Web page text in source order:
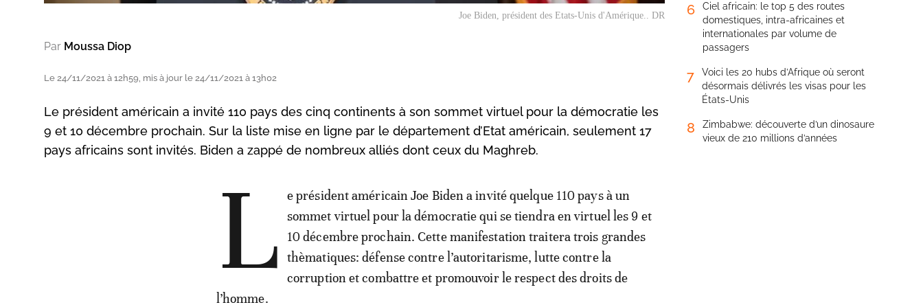
Joe Biden, président des Etats-Unis d'Amérique.. DR
Par Moussa Diop
Le 24/11/2021 à 12h59, mis à jour le 24/11/2021 à 13h02
Le président américain a invité 110 pays des cinq continents à son sommet virtuel pour la démocratie les
9 et 10 décembre prochain. Sur la liste mise en ligne par le département d’Etat américain, seulement 17
pays africains sont invités. Biden a zappé de nombreux alliés dont ceux du Maghreb.
L
e président américain Joe Biden a invité quelque 110 pays à un
sommet virtuel pour la démocratie qui se tiendra en virtuel les 9 et
10 décembre prochain. Cette manifestation traitera trois grandes
thèmatiques: défense contre l’autoritarisme, lutte contre la
corruption et combattre et promouvoir le respect des droits de
l’homme.
6
Ciel africain: le top 5 des routes
domestiques, intra-africaines et
internationales par volume de
passagers
7
Voici les 20 hubs d’Afrique où seront
désormais délivrés les visas pour les
États-Unis
8
Zimbabwe: découverte d’un dinosaure
vieux de 210 millions d’années